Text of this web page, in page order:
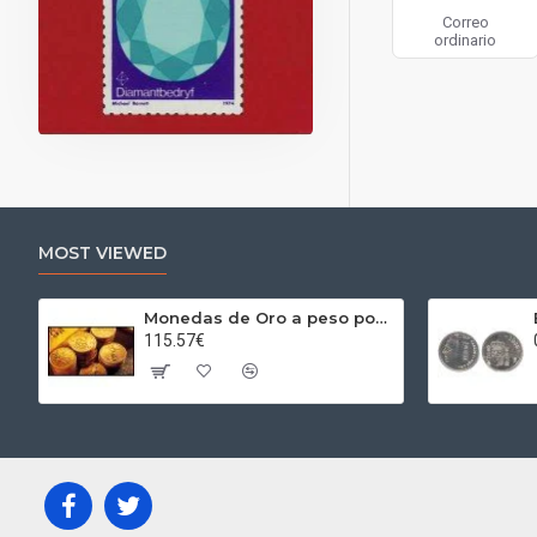
Correo
ordinario
MOST VIEWED
Monedas de Oro a peso por gramos al precio del día + 2,5% Au
115.57€